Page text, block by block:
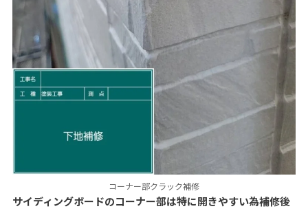
コーナー部クラック補修
サイディングボードのコーナー部は特に開きやすい為補修後